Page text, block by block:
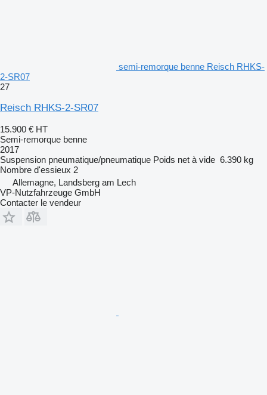
semi-remorque benne Reisch RHKS-
2-SR07
27
Reisch RHKS-2-SR07
15.900 € HT
Semi-remorque benne
2017
Suspension pneumatique/pneumatique Poids net à vide 6.390 kg
Nombre d'essieux 2
Allemagne, Landsberg am Lech
VP-Nutzfahrzeuge GmbH
Contacter le vendeur